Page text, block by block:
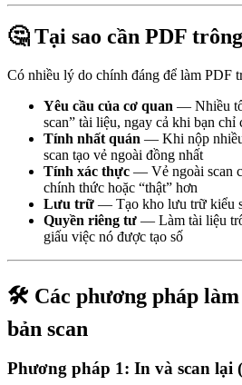
🤔 Tại sao cần PDF
Có nhiều lý do chính đáng để làm PDF
Yêu cầu của cơ quan — Nhiều tổ
scan” tài liệu, ngay cả khi bạn chỉ
Tính nhất quán — Khi nộp
scan tạo vẻ ngoài đồng nhất
Tính xác thực — Vẻ ngoài scan
chính thức hoặc “thật” hơn
Lưu trữ — Tạo kho lưu trữ kiểu
Quyền riêng tư — Làm tài liệu
giấu việc nó được tạo số
🛠️ Các phương pháp
bản scan
Phương pháp 1: In và scan lại